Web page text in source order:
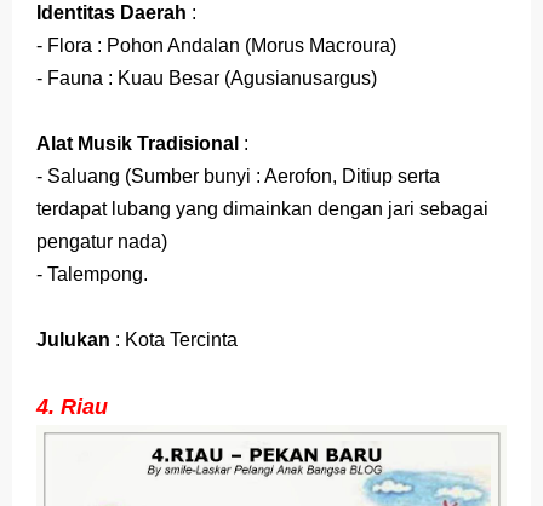
Identitas Daerah :
- Flora : Pohon Andalan (Morus Macroura)
- Fauna : Kuau Besar (Agusianusargus)
Alat Musik Tradisional :
- Saluang (Sumber bunyi : Aerofon, Ditiup serta
terdapat lubang yang dimainkan dengan jari sebagai
pengatur nada)
- Talempong.
Julukan : Kota Tercinta
4. Riau